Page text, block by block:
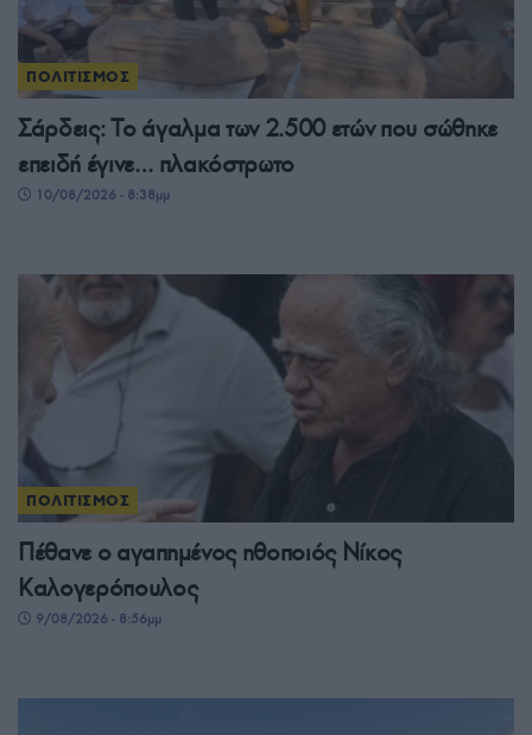
ΠΟΛΙΤΙΣΜΟΣ
Σάρδεις: Το άγαλμα των 2.500 ετών που σώθηκε
επειδή έγινε… πλακόστρωτο
10/08/2026 - 8:38μμ
ΠΟΛΙΤΙΣΜΟΣ
Πέθανε ο αγαπημένος ηθοποιός Νίκος
Καλογερόπουλος
9/08/2026 - 8:56μμ